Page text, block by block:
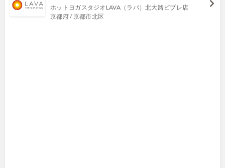
ホットヨガスタジオLAVA（ラバ）北大路ビブレ店
京都府 / 京都市北区